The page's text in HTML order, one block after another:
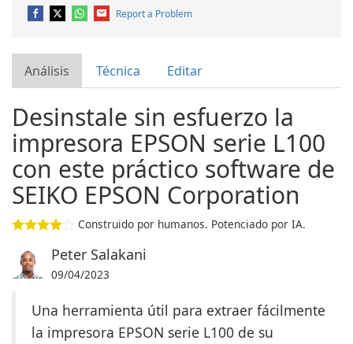
Report a Problem
Análisis Técnica Editar
Desinstale sin esfuerzo la
impresora EPSON serie L100
con este práctico software de
SEIKO EPSON Corporation
Construido por humanos. Potenciado por IA.
Peter Salakani
09/04/2023
Una herramienta útil para extraer fácilmente
la impresora EPSON serie L100 de su